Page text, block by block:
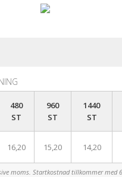
att välja. Låt oss hjälpa dig!
480
ST
960
ST
1440
ST
16,20 15,20 14,20
moms. Startkostnad tillkommer med